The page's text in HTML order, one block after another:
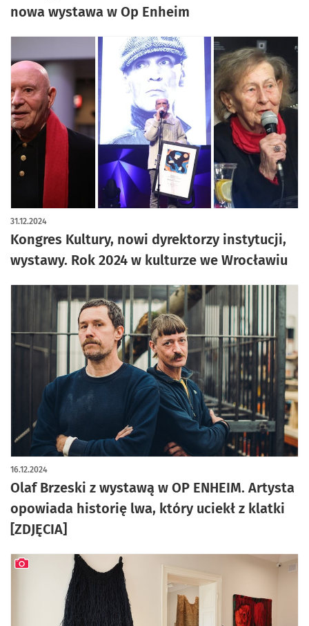
nowa wystawa w Op Enheim
Kongres Kultury, nowi dyrektorzy instytucji,
wystawy. Rok 2024 w kulturze we Wrocławiu
31.12.2024
Olaf Brzeski z wystawą w OP ENHEIM. Artysta
opowiada historię lwa, który uciekł z klatki
[ZDJĘCIA]
16.12.2024